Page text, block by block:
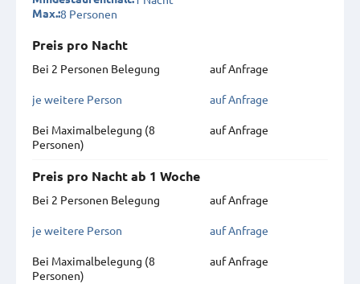
Max.:8 Personen
Preis pro Nacht
Bei 2 Personen Belegung
auf Anfrage
je weitere Person auf Anfrage
Bei Maximal­belegung (8
Personen)
auf Anfrage
Preis pro Nacht ab 1 Woche
Bei 2 Personen Belegung
auf Anfrage
je weitere Person auf Anfrage
Bei Maximal­belegung (8
Personen)
auf Anfrage